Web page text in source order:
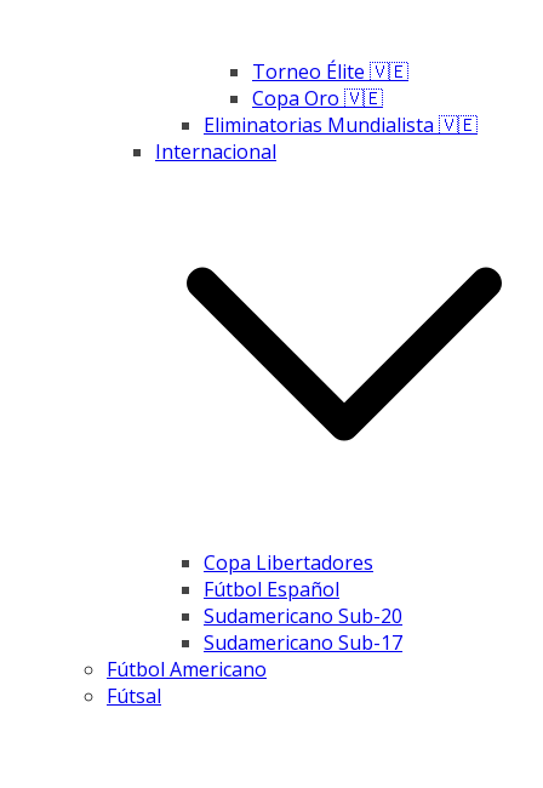
Torneo Élite 🇻🇪
Copa Oro 🇻🇪
Eliminatorias Mundialista 🇻🇪
Internacional
Copa Libertadores
Fútbol Español
Sudamericano Sub-20
Sudamericano Sub-17
Fútbol Americano
Fútsal